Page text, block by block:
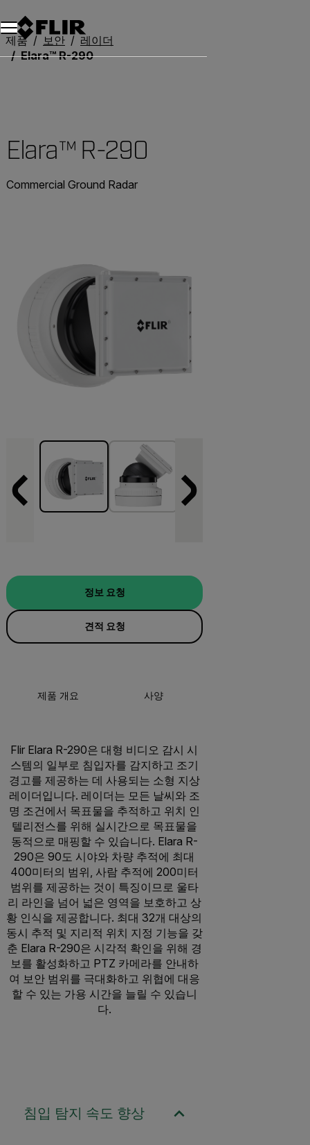
제품 보안
레이더
Elara™ R-290
Elara™ R-290
Commercial Ground Radar
정보 요청
견적 요청
제품 개요 사양
Flir Elara R-290은 대형 비디오 감시 시
스템의 일부로 침입자를 감지하고 조기
경고를 제공하는 데 사용되는 소형 지상
레이더입니다. 레이더는 모든 날씨와 조
명 조건에서 목표물을 추적하고 위치 인
텔리전스를 위해 실시간으로 목표물을
동적으로 매핑할 수 있습니다. Elara R-
290은 90도 시야와 차량 추적에 최대
400미터의 범위, 사람 추적에 200미터
범위를 제공하는 것이 특징이므로 울타
리 라인을 넘어 넓은 영역을 보호하고 상
황 인식을 제공합니다. 최대 32개 대상의
동시 추적 및 지리적 위치 지정 기능을 갖
춘 Elara R-290은 시각적 확인을 위해 경
보를 활성화하고 PTZ 카메라를 안내하
여 보안 범위를 극대화하고 위협에 대응
할 수 있는 가용 시간을 늘릴 수 있습니
다.
침입 탐지 속도 향상